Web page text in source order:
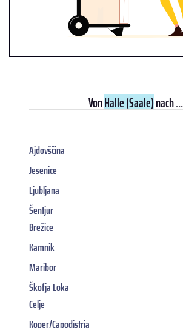
VonHalle (Saale)nach ...
Ajdovščina
Jesenice
Ljubljana
Šentjur
Brežice
Kamnik
Maribor
Škofja Loka
Celje
Koper/Capodistria